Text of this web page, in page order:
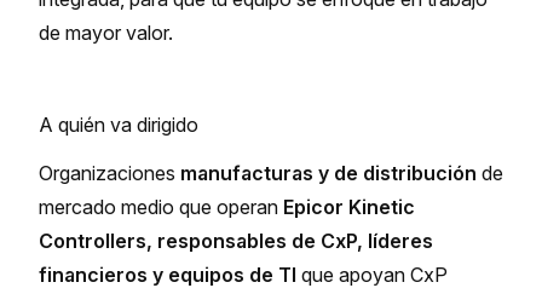
de mayor valor.
A quién va dirigido
Organizaciones manufacturas y de distribución de
mercado medio que operan Epicor Kinetic
Controllers, responsables de CxP, líderes
financieros y equipos de TI que apoyan CxP